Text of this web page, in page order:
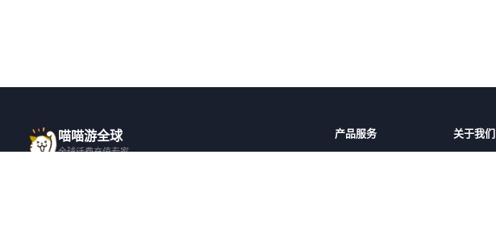
喵喵游全球
全球话费充值专家
产品服务 关于我们